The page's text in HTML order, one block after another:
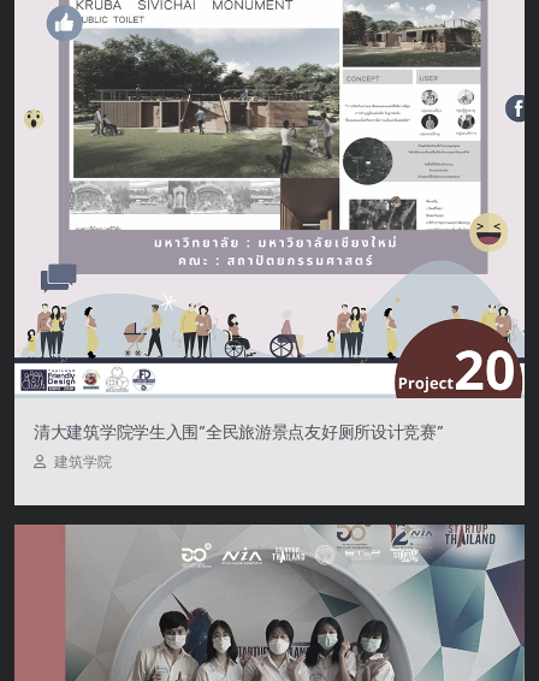
清大建筑学院学生入围“全民旅游景点友好厕所设计竞赛”
建筑学院